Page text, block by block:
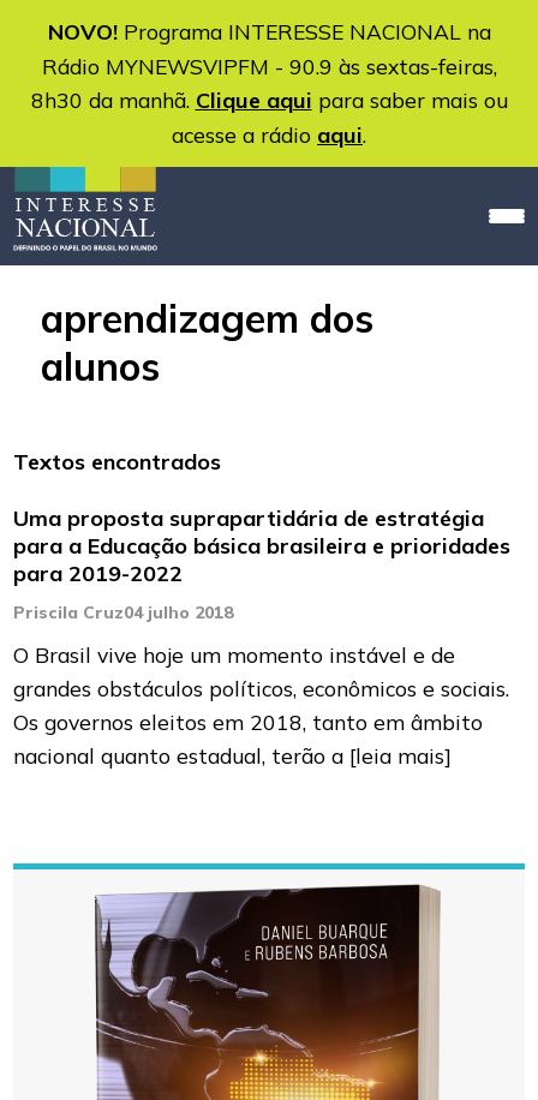
NOVO!Programa INTERESSE NACIONAL na
Rádio MYNEWSVIPFM - 90.9 às sextas-feiras,
8h30 da manhã. Clique aqui para saber mais ou
acesse a rádio aqui.
aprendizagem dos
alunos
Textos encontrados
Uma proposta suprapartidária de estratégia
para a Educação básica brasileira e prioridades
para 2019-2022
Priscila Cruz04 julho 2018
O Brasil vive hoje um momento instável e de
grandes obstáculos políticos, econômicos e sociais.
Os governos eleitos em 2018, tanto em âmbito
nacional quanto estadual, terão a [leia mais]